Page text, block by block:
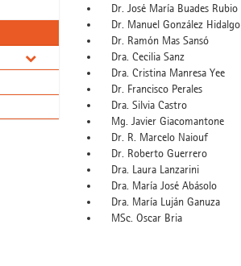
Dr. José María Buades Rubio
Dr. Manuel González Hidalgo
Dr. Ramón Mas Sansó
Dra. Cecilia Sanz
Dra. Cristina Manresa Yee
Dr. Francisco Perales
Dra. Silvia Castro
Mg. Javier Giacomantone
Dr. R. Marcelo Naiouf
Dr. Roberto Guerrero
Dra. Laura Lanzarini
Dra. María José Abásolo
Dra. María Luján Ganuza
MSc. Oscar Bria